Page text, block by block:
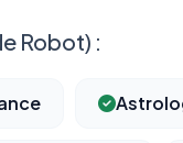
Robot) :